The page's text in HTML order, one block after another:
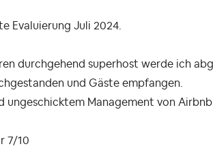
Evaluierung Juli 2024.
durchgehend superhost werde ich
und Gäste empfangen.
ungeschicktem Management von
7/10